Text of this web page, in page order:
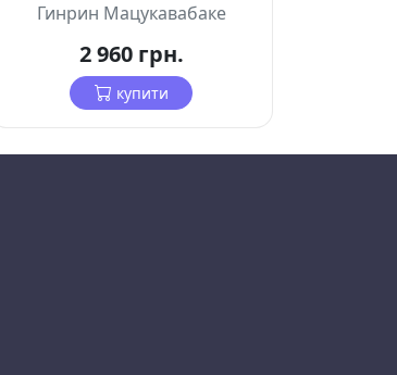
Гинрин Мацукавабаке
2 960 грн.
купити